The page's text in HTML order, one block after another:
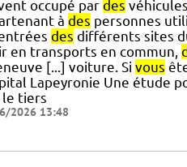
occupé par des véhicules
à des personnes
des différents sites
en transports en commun,
[...] voiture. Si vous
Lapeyronie Une étude
le tiers
2026 13:48